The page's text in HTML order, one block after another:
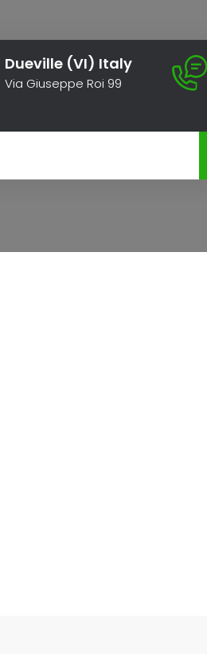
Dueville (VI) Italy
Via Giuseppe Roi 99